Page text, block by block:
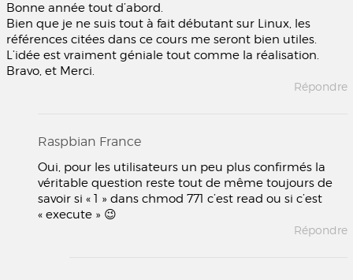
Bonne année tout d’abord.
Bien que je ne suis tout à fait débutant sur Linux, les
références citées dans ce cours me seront bien utiles.
L’idée est vraiment géniale tout comme la réalisation.
Bravo, et Merci.
Répondre
Raspbian France
Oui, pour les utilisateurs un peu plus confirmés la
véritable question reste tout de même toujours de
savoir si « 1 » dans chmod 771 c’est read ou si c’est
« execute » 😉
Répondre